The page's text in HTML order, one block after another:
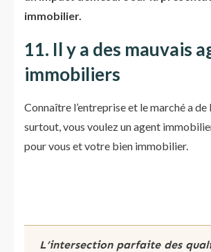
immobilier.
11. Il y a des mauvais
immobiliers
Connaître l’entreprise et le marché a de
surtout, vous voulez un agent
pour vous et votre bien immobilier.
L’intersection parfaite des